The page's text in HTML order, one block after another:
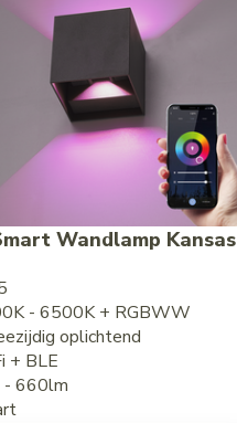
Wandlamp Kansas
- 6500K + RGBWW
oplichtend
+ BLE
660lm